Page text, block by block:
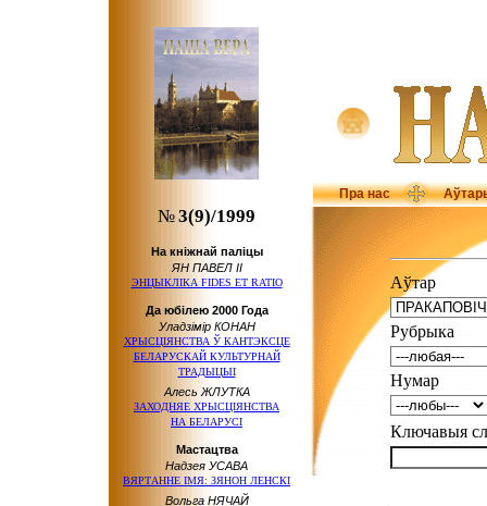
Пра нас
№3(9)/1999
На кніжнай паліцы
ЯН ПАВЕЛ ІІ
ЭНЦЫКЛІКА FIDES ET RATIO
Да юбілею 2000 Года
Уладзімір КОНАН
ХРЫСЦІЯНСТВА Ў КАНТЭКСЦЕ
БЕЛАРУСКАЙ КУЛЬТУРНАЙ
ТРАДЫЦЫІ
Алесь ЖЛУТКА
ЗАХОДНЯЕ ХРЫСЦІЯНСТВА
НА БЕЛАРУСІ
Мастацтва
Надзея УСАВА
ВЯРТАННЕ ІМЯ: ЗЯНОН ЛЕНСКІ
Вольга НЯЧАЙ
Аўтар
Рубрыка
Нумар
Ключавыя